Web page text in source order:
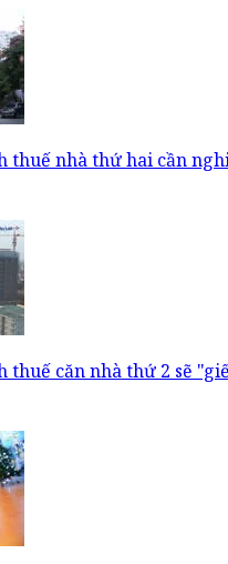
thuế nhà thứ hai cần
thuế căn nhà thứ 2 sẽ